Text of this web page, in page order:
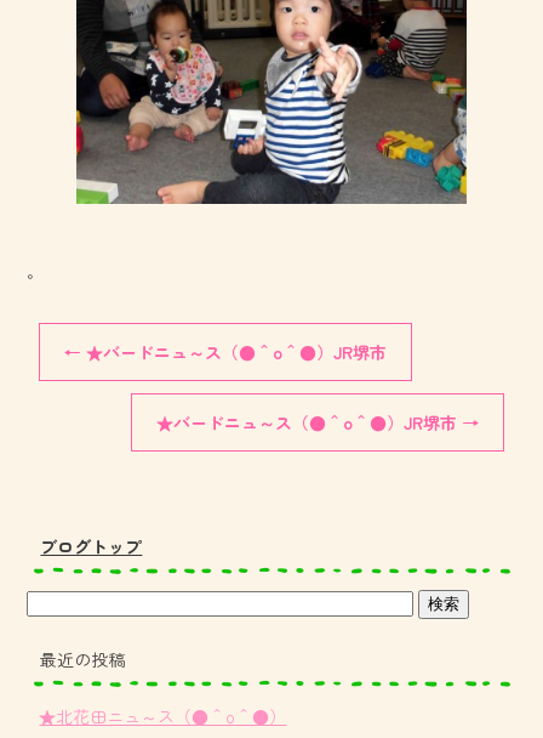
。
← ★バードニュ～ス（●＾o＾●）JR堺市
★バードニュ～ス（●＾o＾●）JR堺市 →
ブログトップ
最近の投稿
★北花田ニュ～ス（●＾o＾●）